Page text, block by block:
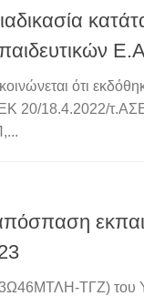
ότι
20/18.4.2022/
ΤΓΖ) του